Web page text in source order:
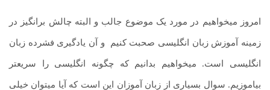
امروز می­خواهیم در مورد یک موضوع جالب و البته چالش برانگیز در
زمینه آموزش زبان انگلیسی صحبت کنیم و آن یادگیری فشرده زبان
انگلیسی است. می­خواهیم بدانیم که چگونه انگلیسی را سریع­تر
بیاموزیم. سوال بسیاری از زبان آموزان این است که آیا می­توان خیلی